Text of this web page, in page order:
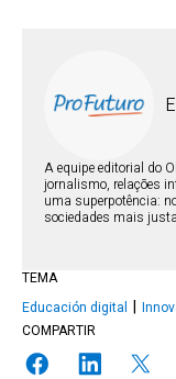
A equipe editorial do
jornalismo, relações
uma superpotência:
sociedades mais
TEMA
Educación digital
COMPARTIR